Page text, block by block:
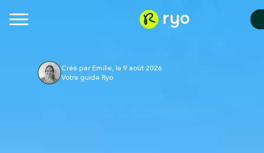
Créé par Emilie, le 9 août 2026
Votre guide Ryo